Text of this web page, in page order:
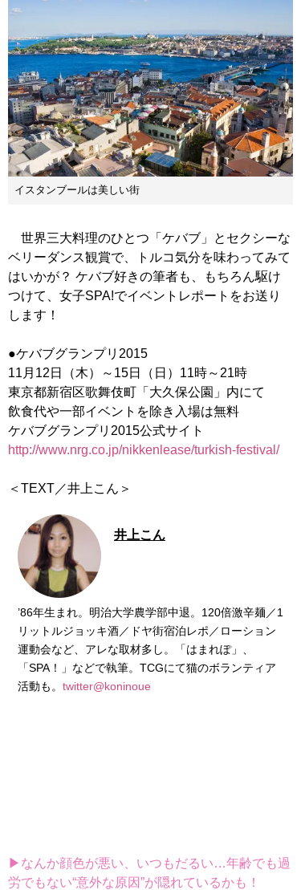
イスタンブールは美しい街
世界三大料理のひとつ「ケバブ」とセクシーな
ベリーダンス観賞で、トルコ気分を味わってみて
はいかが？ ケバブ好きの筆者も、もちろん駆け
つけて、女子SPA!でイベントレポートをお送り
します！
●ケバブグランプリ2015
11月12日（木）～15日（日）11時～21時
東京都新宿区歌舞伎町「大久保公園」内にて
飲食代や一部イベントを除き入場は無料
ケバブグランプリ2015公式サイト
http://www.nrg.co.jp/nikkenlease/turkish-festival/
＜TEXT／井上こん＞
井上こん
’86年生まれ。明治大学農学部中退。120倍激辛麺／1
リットルジョッキ酒／ドヤ街宿泊レポ／ローション
運動会など、アレな取材多し。「はまれぽ」、
「SPA！」などで執筆。TCGにて猫のボランティア
活動も。 twitter@koninoue
▶なんか顔色が悪い、いつもだるい…年齢でも過
労でもない“意外な原因”が隠れているかも！